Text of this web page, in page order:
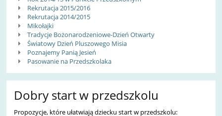
Rekrutacja 2015/2016
Rekrutacja 2014/2015
Mikołajki
Tradycje Bożonarodzeniowe-Dzień Otwarty
Światowy Dzień Pluszowego Misia
Poznajemy Panią Jesień
Pasowanie na Przedszkolaka
Dobry start w przedszkolu
Propozycje, które ułatwiają dziecku start w przedszkolu: